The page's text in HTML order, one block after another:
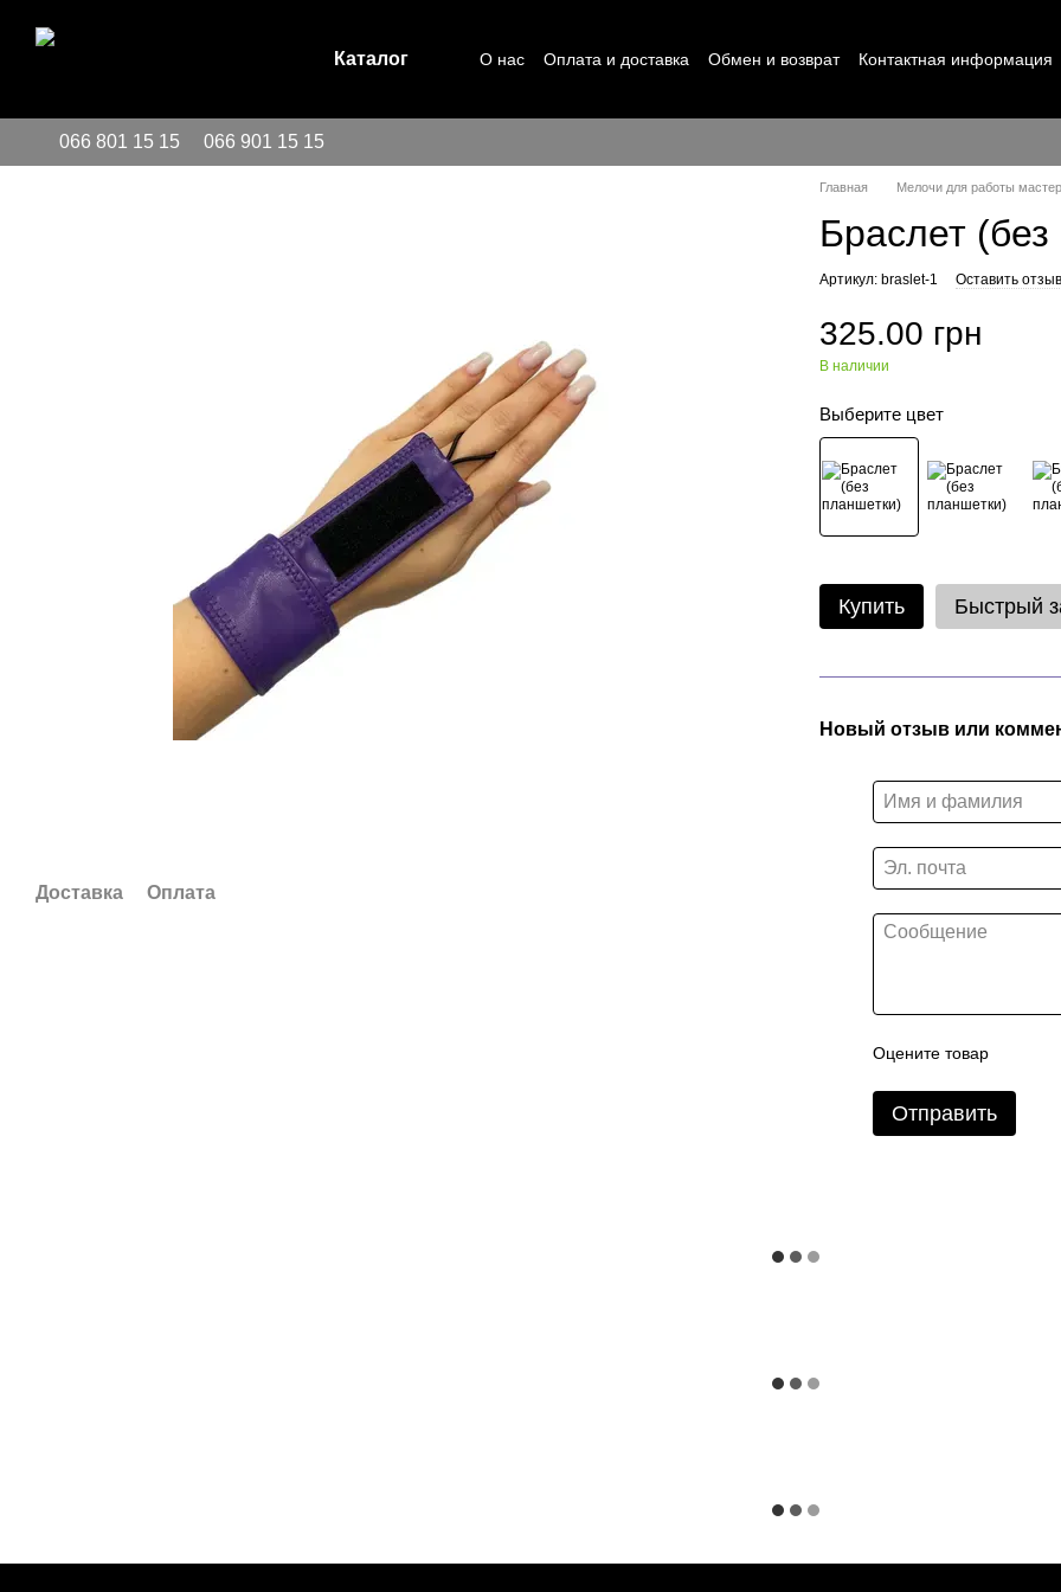
Каталог О нас Оплата и доставка Обмен и возврат Контактная информация
066 801 15 15 066 901 15 15
Доставка Оплата
Главная Мелочи для работы
Браслет
Артикул: braslet-1 Оставить отзыв
325.00 грн
В наличии
Выберите цвет
Купить Быстрый
Новый отзыв или
Оцените товар
Отправить